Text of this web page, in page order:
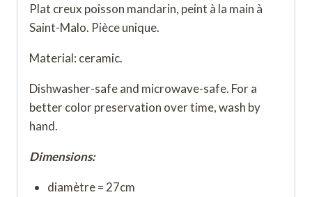
Plat creux poisson mandarin, peint à la main à
Saint-Malo. Pièce unique.
Material: ceramic.
Dishwasher-safe and microwave-safe. For a
better color preservation over time, wash by
hand.
Dimensions:
diamètre = 27cm